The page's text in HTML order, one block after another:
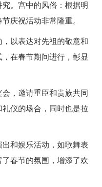
。宫中的风俗：根据明
庆祝活动非常隆重。
以表达对先祖的敬意和
在春节期间进行，彰显
，邀请重臣和贵族共同
仪的场合，同时也是拉
和娱乐活动，如歌舞表
春节的氛围，增添了欢